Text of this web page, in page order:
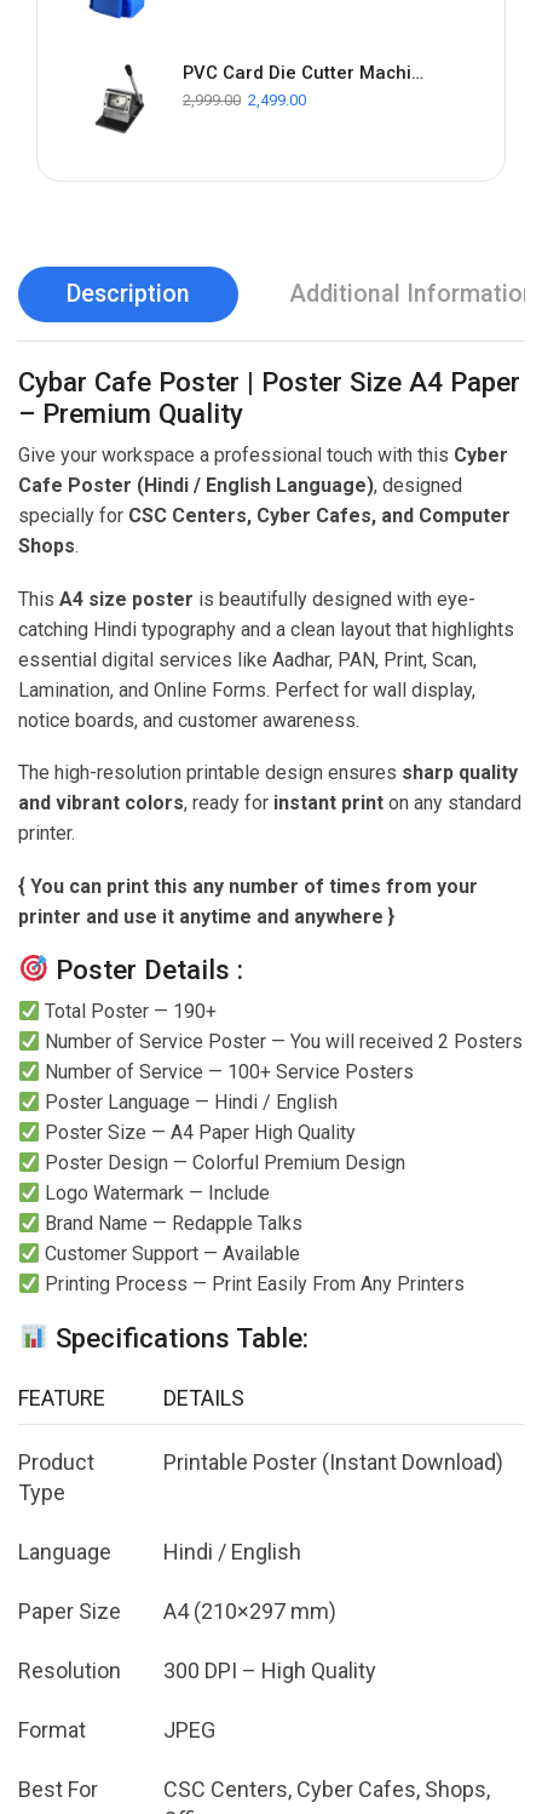
PVC Card Die Cutter Machine – Heavy Duty for ID Cards
2,999.00 2,499.00
Description Additional Information
Cybar Cafe Poster | Poster Size A4 Paper
– Premium Quality
Give your workspace a professional touch with this Cyber
Cafe Poster (Hindi / English Language), designed
specially for CSC Centers, Cyber Cafes, and Computer
Shops.
This A4 size poster is beautifully designed with eye-
catching Hindi typography and a clean layout that highlights
essential digital services like Aadhar, PAN, Print, Scan,
Lamination, and Online Forms. Perfect for wall display,
notice boards, and customer awareness.
The high-resolution printable design ensures sharp quality
and vibrant colors, ready for instant print on any standard
printer.
{ You can print this any number of times from your
printer and use it anytime and anywhere }
Poster Details :
Total Poster — 190+
Number of Service Poster — You will received 2 Posters
Number of Service — 100+ Service Posters
Poster Language — Hindi / English
Poster Size — A4 Paper High Quality
Poster Design — Colorful Premium Design
Logo Watermark — Include
Brand Name — Redapple Talks
Customer Support — Available
Printing Process — Print Easily From Any Printers
Specifications Table:
FEATURE DETAILS
Product
Type
Printable Poster (Instant Download)
Language Hindi / English
Paper Size A4 (210×297 mm)
Resolution 300 DPI – High Quality
Format JPEG
Best For
CSC Centers, Cyber Cafes, Shops,